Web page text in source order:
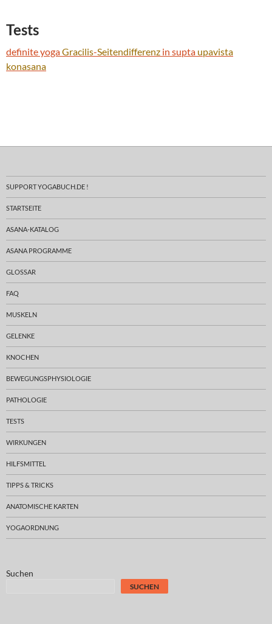
Tests
definite yogaGracilis-Seitendifferenz in supta upavista
konasana
SUPPORT YOGABUCH.DE !
STARTSEITE
ASANA-KATALOG
ASANA PROGRAMME
GLOSSAR
FAQ
MUSKELN
GELENKE
KNOCHEN
BEWEGUNGSPHYSIOLOGIE
PATHOLOGIE
TESTS
WIRKUNGEN
HILFSMITTEL
TIPPS & TRICKS
ANATOMISCHE KARTEN
YOGAORDNUNG
Suchen
SUCHEN